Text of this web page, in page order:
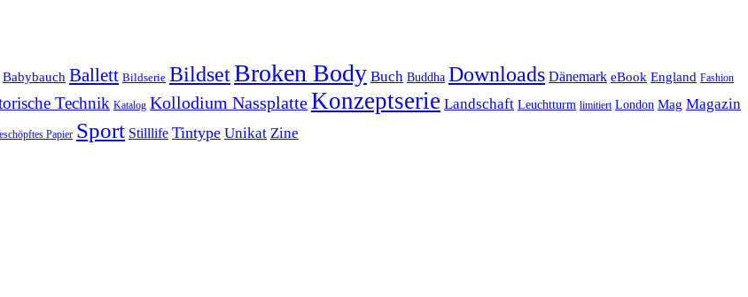
Babybauch Ballett Bildserie BildsetBroken Body Buch Buddha Downloads Dänemark eBook England Fashion
Technik Katalog Kollodium NassplatteKonzeptserie Landschaft Leuchtturm limitiert London Mag Magazin
Papier Sport Stilllife Tintype Unikat Zine